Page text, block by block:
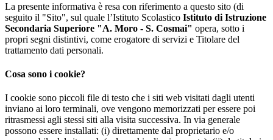
La presente informativa è resa con riferimento a questo sito (di
seguito il "Sito", sul quale l’Istituto Scolastico Istituto di Istruzione
Secondaria Superiore "A. Moro - S. Cosmai" opera, sotto i
propri segni distintivi, come erogatore di servizi e Titolare del
trattamento dati personali.
Cosa sono i cookie?
I cookie sono piccoli file di testo che i siti web visitati dagli utenti
inviano ai loro terminali, ove vengono memorizzati per essere poi
ritrasmessi agli stessi siti alla visita successiva. In via generale
possono essere installati: (i) direttamente dal proprietario e/o